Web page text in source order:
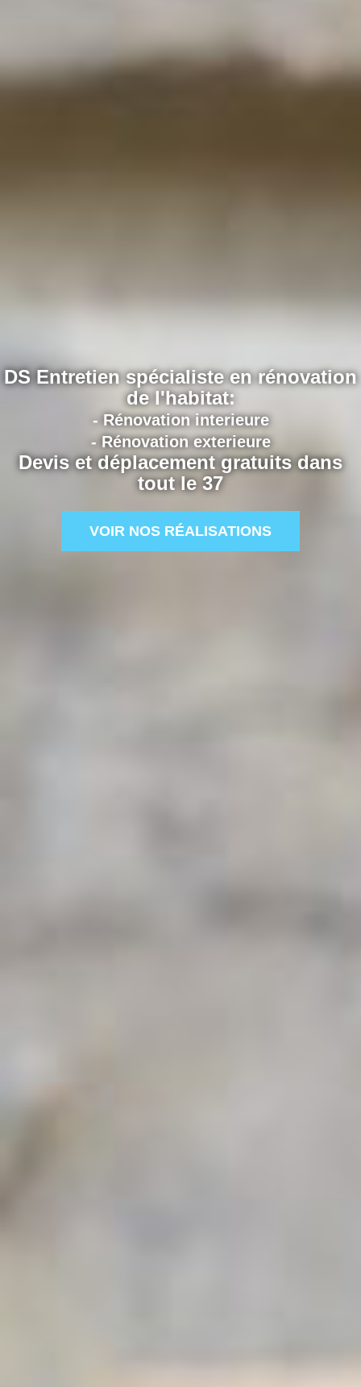
DS Entretien spécialiste en rénovation
de l'habitat:
- Rénovation interieure
- Rénovation exterieure
Devis et déplacement gratuits dans
tout le 37
VOIR NOS RÉALISATIONS